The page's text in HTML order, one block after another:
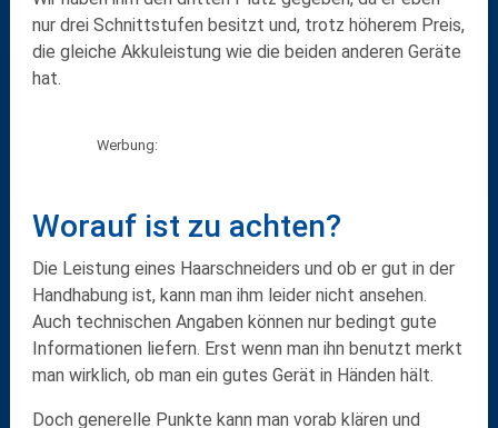
nur drei Schnittstufen besitzt und, trotz höherem Preis,
die gleiche Akkuleistung wie die beiden anderen Geräte
hat.
Werbung:
Worauf ist zu achten?
Die Leistung eines Haarschneiders und ob er gut in der
Handhabung ist, kann man ihm leider nicht ansehen.
Auch technischen Angaben können nur bedingt gute
Informationen liefern. Erst wenn man ihn benutzt merkt
man wirklich, ob man ein gutes Gerät in Händen hält.
Doch generelle Punkte kann man vorab klären und